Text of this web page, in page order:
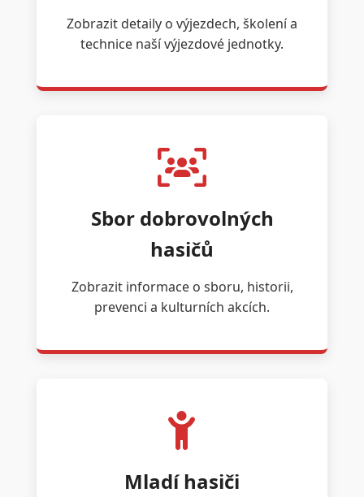
Zobrazit detaily o výjezdech, školení a
technice naší výjezdové jednotky.
Sbor dobrovolných
hasičů
Zobrazit informace o sboru, historii,
prevenci a kulturních akcích.
Mladí hasiči